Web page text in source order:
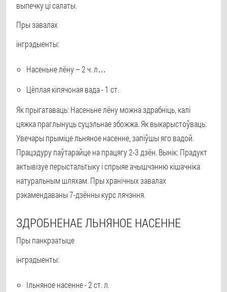
выпечку ці салаты.
Пры завалах
інгрэдыенты:
Насеньне лёну – 2 ч. л…
Цёплая кіпячоная вада - 1 ст.
Як прыгатаваць: Насеньне лёну можна здрабніць, калі
цяжка праглынуць суцэльнае збожжа. Як выкарыстоўваць:
Увечары прыміце льняное насенне, запіўшы яго вадой.
Працэдуру паўтарайце на працягу 2-3 дзён. Вынік: Прадукт
актывізуе перыстальтыку і спрыяе ачышчэнню кішачніка
натуральным шляхам. Пры хранічных завалах
рэкамендаваны 7-дзённы курс лячэння.
ЗДРОБНЕНАЕ ЛЬНЯНОЕ НАСЕННЕ
Пры панкрэатыце
інгрэдыенты:
Ільняное насенне - 2 ст. л.